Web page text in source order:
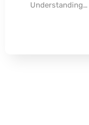
Understanding…